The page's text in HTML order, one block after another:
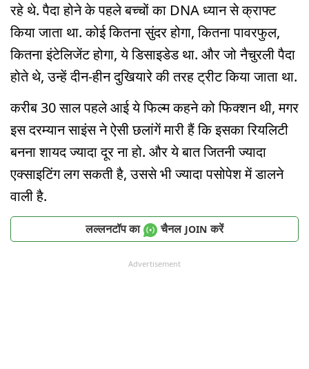
रहे थे. पैदा होने के पहले बच्चों का DNA ध्यान से क्राफ्ट
किया जाता था. कोई कितना सुंदर होगा, कितना पावरफुल,
कितना इंटेलिजेंट होगा, ये डिसाइडेड था. और जो नैचुरली पैदा
होते थे, उन्हें दीन-हीन दुखियारे की तरह ट्रीट किया जाता था.
करीब 30 साल पहले आई ये फिल्म कहने को फिक्शन थी, मगर
इस दरम्यान साइंस ने ऐसी छलांगें मारी हैं कि इसका रियलिटी
बनना शायद ज्यादा दूर ना हो. और ये बात जितनी ज्यादा
एक्साइटिंग लग सकती है, उससे भी ज्यादा पसोपेश में डालने
वाली है.
लल्लनटॉप का चैनल JOIN करें
Advertisement